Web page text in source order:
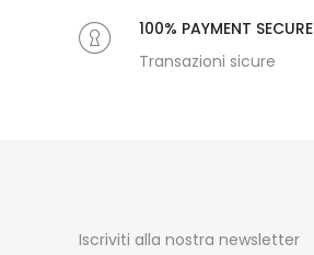
100% PAYMENT SECURE
Transazioni sicure
Iscriviti alla nostra newsletter